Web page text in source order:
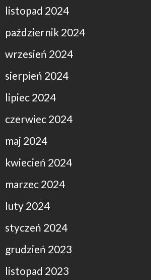
listopad 2024
październik 2024
wrzesień 2024
sierpień 2024
lipiec 2024
czerwiec 2024
maj 2024
kwiecień 2024
marzec 2024
luty 2024
styczeń 2024
grudzień 2023
listopad 2023